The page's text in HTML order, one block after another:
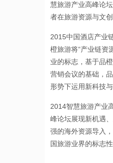
慧旅游产业高峰论
者在旅游资源与文
2015中国酒店产业
橙旅游将“产业链资
业的标志，基于品
营销会议的基础，
形势下运用新科技
2014智慧旅游产业
峰论坛展现新机遇
强的海外资源导入
国旅游业界的标志性